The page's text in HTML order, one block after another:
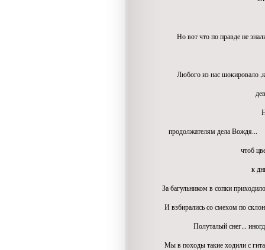
Но вот что по правде не
Любого из нас шокировало
девчонку
продолжателям дела Вождя...
чтоб цветы
к дню
За багульником в сопки
И взбирались со смехом по
Полуталый снег... иногда
Мы в походы такие ходили с